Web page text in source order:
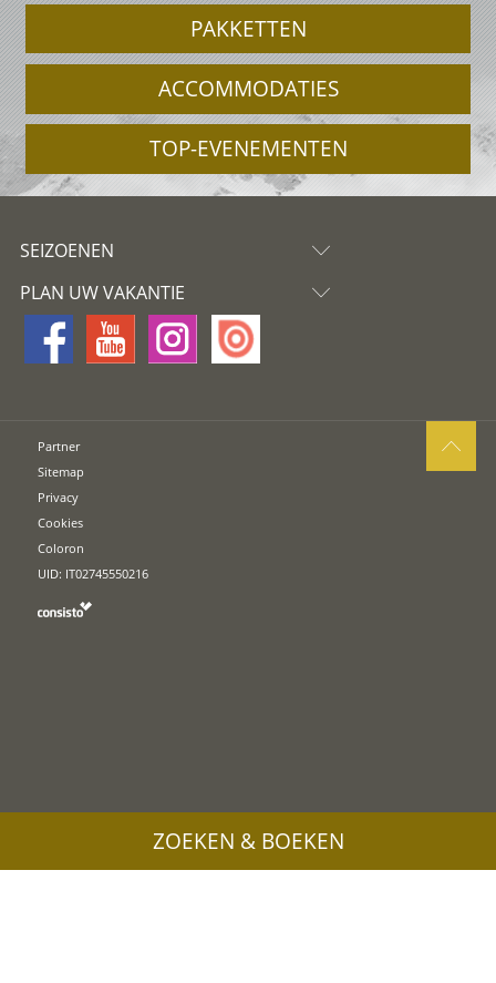
PAKKETTEN
ACCOMMODATIES
TOP-EVENEMENTEN
SEIZOENEN
PLAN UW VAKANTIE
Partner
Sitemap
Privacy
Cookies
Coloron
UID: IT02745550216
ZOEKEN & BOEKEN